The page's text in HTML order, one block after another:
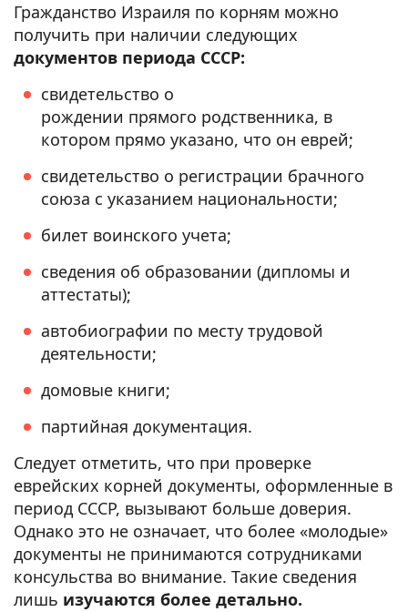
Гражданство Израиля по корням можно
получить при наличии следующих
документов периода СССР:
свидетельство о
рождении прямого родственника, в
котором прямо указано, что он еврей;
свидетельство о регистрации брачного
союза с указанием национальности;
билет воинского учета;
сведения об образовании (дипломы и
аттестаты);
автобиографии по месту трудовой
деятельности;
домовые книги;
партийная документация.
Следует отметить, что при проверке
еврейских корней документы, оформленные в
период СССР, вызывают больше доверия.
Однако это не означает, что более «молодые»
документы не принимаются сотрудниками
консульства во внимание. Такие сведения
лишь изучаются более детально.